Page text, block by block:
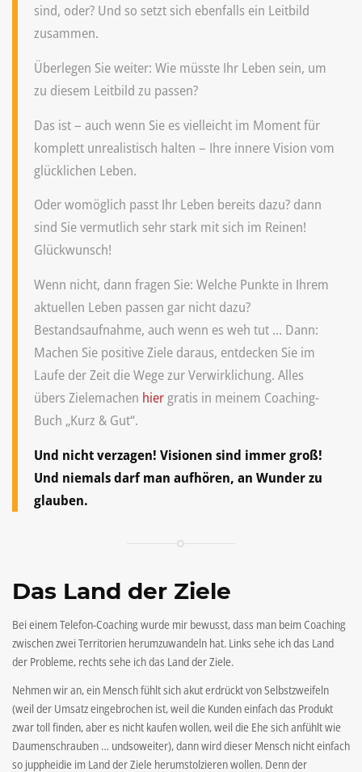
sind, oder? Und so setzt sich ebenfalls ein Leitbild
zusammen.
Überlegen Sie weiter: Wie müsste Ihr Leben sein, um
zu diesem Leitbild zu passen?
Das ist – auch wenn Sie es vielleicht im Moment für
komplett unrealistisch halten – Ihre innere Vision vom
glücklichen Leben.
Oder womöglich passt Ihr Leben bereits dazu? dann
sind Sie vermutlich sehr stark mit sich im Reinen!
Glückwunsch!
Wenn nicht, dann fragen Sie: Welche Punkte in Ihrem
aktuellen Leben passen gar nicht dazu?
Bestandsaufnahme, auch wenn es weh tut … Dann:
Machen Sie positive Ziele daraus, entdecken Sie im
Laufe der Zeit die Wege zur Verwirklichung. Alles
übers Zielemachen hier gratis in meinem Coaching-
Buch „Kurz & Gut“.
Und nicht verzagen! Visionen sind immer groß!
Und niemals darf man aufhören, an Wunder zu
glauben.
Das Land der Ziele
Bei einem Telefon-Coaching wurde mir bewusst, dass man beim Coaching
zwischen zwei Territorien herumzuwandeln hat. Links sehe ich das Land
der Probleme, rechts sehe ich das Land der Ziele.
Nehmen wir an, ein Mensch fühlt sich akut erdrückt von Selbstzweifeln
(weil der Umsatz eingebrochen ist, weil die Kunden einfach das Produkt
zwar toll finden, aber es nicht kaufen wollen, weil die Ehe sich anfühlt wie
Daumenschrauben … undsoweiter), dann wird dieser Mensch nicht einfach
so juppheidie im Land der Ziele herumstolzieren wollen. Denn der